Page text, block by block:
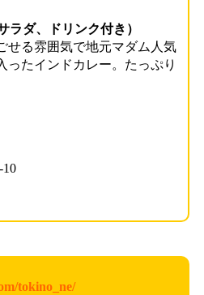
ラダ、ドリンク付き）
せる雰囲気で地元マダム人気
たインドカレー。たっぷり
tokino_ne/